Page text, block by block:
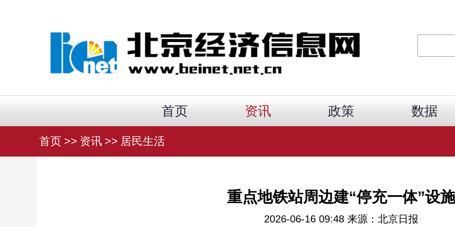
首页 资讯 政策 数据
首页 >> 资讯 >> 居民生活
重点地铁站周边建“停充一体”设施
2026-06-16 09:48 来源：北京日报